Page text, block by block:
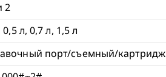
2
0,5 л, 0,7 л, 1,5 л
порт/съемный/картридж